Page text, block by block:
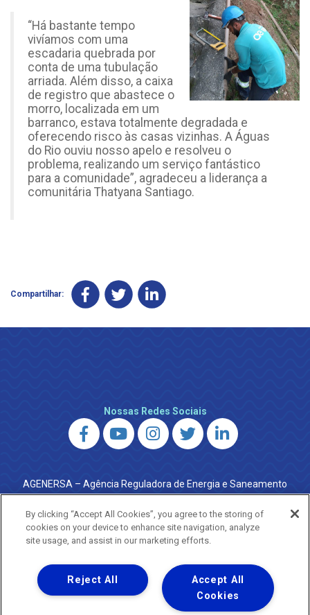
“Há bastante tempo
vivíamos com uma
escadaria quebrada por
conta de uma tubulação
arriada. Além disso, a caixa
de registro que abastece o
morro, localizada em um
barranco, estava totalmente degradada e
oferecendo risco às casas vizinhas. A Águas
do Rio ouviu nosso apelo e resolveu o
problema, realizando um serviço fantástico
para a comunidade”, agradeceu a liderança a
comunitária Thatyana Santiago.
Compartilhar:
Nossas Redes Sociais
AGENERSA – Agência Reguladora de Energia e Saneamento
do Estado do Rio de Janeiro
0800 024 9040 · (21) 2332-6457 (WhatsApp) ·
ouvidoria@agenersa.rj.gov.br/ouvidoria.agenersa@gmail.com
·http://www.agenersa.rj.gov.br
Uma empresa
Copyright ® 2026 - Todos os Direitos Reservados.
By clicking “Accept All Cookies”, you agree to the storing of
cookies on your device to enhance site navigation, analyze
site usage, and assist in our marketing efforts.
Accept All
Cookies
Reject All